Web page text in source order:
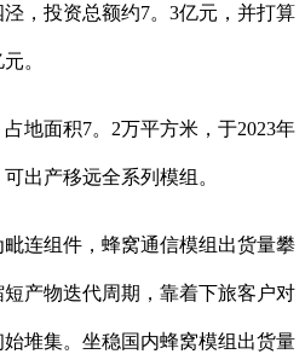
投资总额约7。3亿元，并打算
。
面积7。2万平方米，于2023年
出产移远全系列模组。
组件，蜂窝通信模组出货量攀
产物迭代周期，靠着下旅客户对
堆集。坐稳国内蜂窝模组出货量